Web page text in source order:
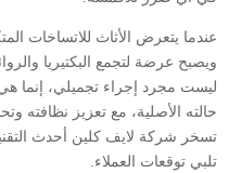
عندما يتعرض الأثاث للاتساخات
ويصبح عرضة لتجمع البكتيريا
ليست مجرد إجراء تجميلي، إنما
حالته الأصلية، مع تعزيز نظافته
تسخر شركة لايف كلين أحدث
تلبي توقعات العملاء.